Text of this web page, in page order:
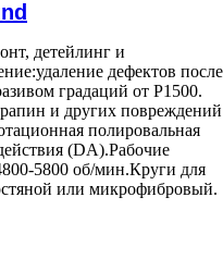
детейлинг и
удаление дефектов после
градаций от Р1500.
и других повреждений
полировальная
(DA).Рабочие
5800 об/мин.Круги для
или микрофибровый.